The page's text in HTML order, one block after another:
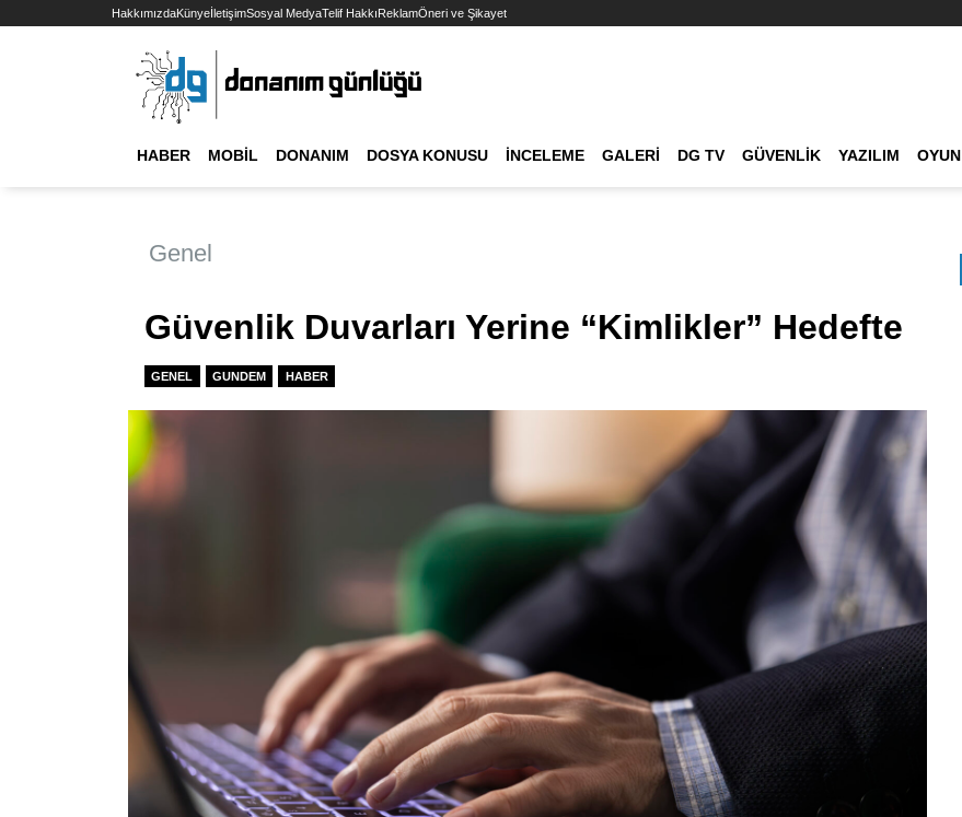
HakkımızdaKünyeİletişimSosyal MedyaTelif HakkıReklamÖneri ve Şikayet
HABER MOBIL DONANIM DOSYA KONUSU İNCELEME GALERI DG TV GÜVENLIK YAZILIM OYUN
Genel
Güvenlik Duvarları Yerine “Kimlikler” Hedefte
GENEL GUNDEM HABER